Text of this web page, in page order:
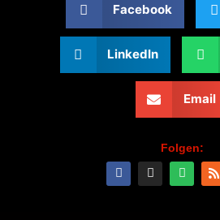
Facebook
LinkedIn
Email
Folgen:
F
a
I
n
S
p
R
s